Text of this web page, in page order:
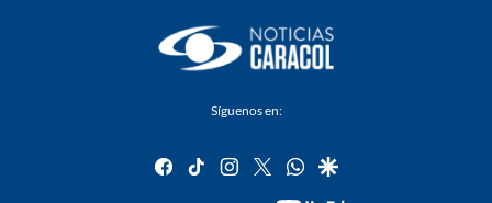
Síguenos en:
facebook
tiktok instagram
twitterwhatsapp
google